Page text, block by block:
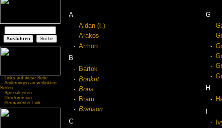
- Links auf diese Seite
- Änderungen an verlinkten
Seiten
- Spezialseiten
- Druckversion
- Permanenter Link
A
Aidan (I.)
Arakos
Armon
B
Bartok
Bonkrit
Boris
Bram
Branson
C
G
H